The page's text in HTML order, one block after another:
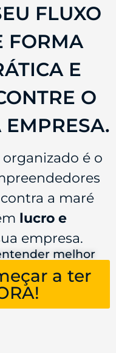
FLUXO
FORMA
E
O
EMPRESA.
é o
a maré
lucro e
empresa.
melhor
a ter